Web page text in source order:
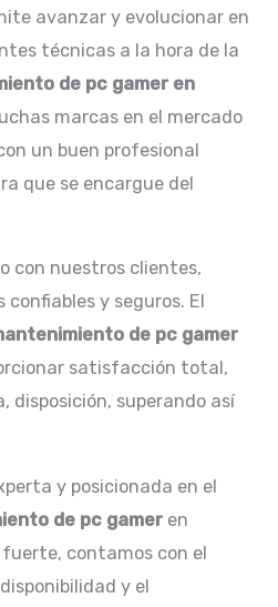
avanzar y evolucionar en
técnicas a la hora de la
de pc gamer en
marcas en el mercado
un buen profesional
que se encargue del
con nuestros clientes,
y seguros. El
de pc gamer
satisfacción total,
disposición, superando así
y posicionada en el
de pc gamer en
contamos con el
y el